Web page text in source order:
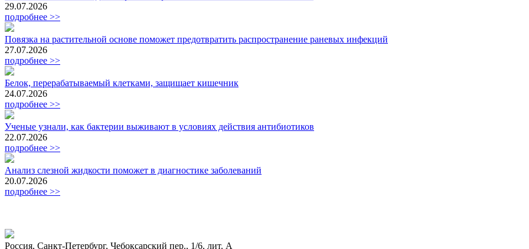
29.07.2026
подробнее >>
Повязка на растительной основе поможет предотвратить распространение раневых инфекций
27.07.2026
подробнее >>
Белок, перерабатываемый клетками, защищает кишечник
24.07.2026
подробнее >>
Ученые узнали, как бактерии выживают в условиях действия антибиотиков
22.07.2026
подробнее >>
Анализ слезной жидкости поможет в диагностике заболеваний
20.07.2026
подробнее >>
Россия, Санкт-Петербург, Чебоксарский пер., 1/6, лит. А